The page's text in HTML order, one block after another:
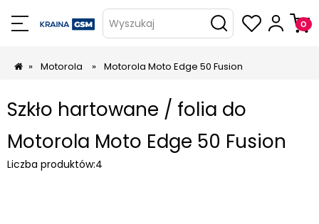
Wyszukaj
» Motorola » Motorola Moto Edge 50 Fusion
Szkło hartowane / folia do
Motorola Moto Edge 50 Fusion
Liczba produktów:4